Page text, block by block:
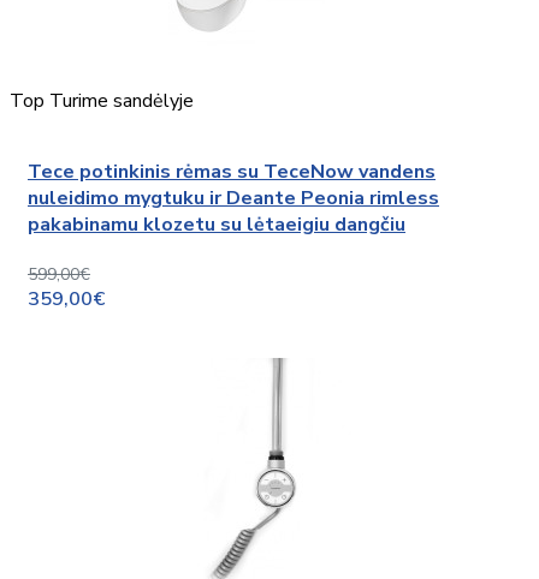
Top Turime sandėlyje
Tece potinkinis rėmas su TeceNow vandens
nuleidimo mygtuku ir Deante Peonia rimless
pakabinamu klozetu su lėtaeigiu dangčiu
599,00€
359,00€